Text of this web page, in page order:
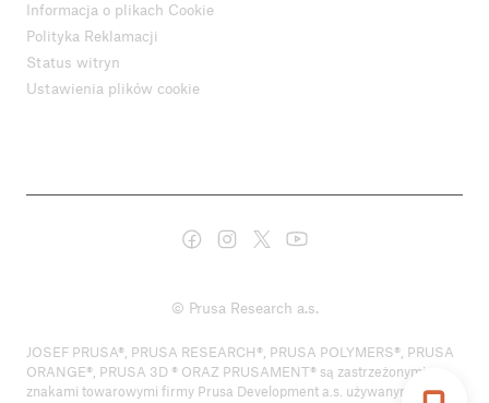
Informacja o plikach Cookie
Polityka Reklamacji
Status witryn
Ustawienia plików cookie
© Prusa Research a.s.
JOSEF PRUSA®, PRUSA RESEARCH®, PRUSA POLYMERS®, PRUSA
ORANGE®, PRUSA 3D ® ORAZ PRUSAMENT® są zastrzeżonymi
znakami towarowymi firmy Prusa Development a.s. używanymi przez